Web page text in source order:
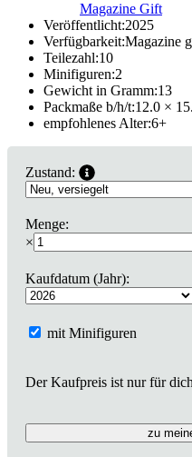
Magazine Gift
Veröffentlicht:2025
Verfügbarkeit:Magazine
Teilezahl:10
Minifiguren:2
Gewicht in Gramm:13
Packmaße b/h/t:12.0 ×
empfohlenes Alter:6+
Zustand:
Menge:
×
Kaufdatum (Jahr):
mit Minifiguren
Der Kaufpreis ist nur für
zu